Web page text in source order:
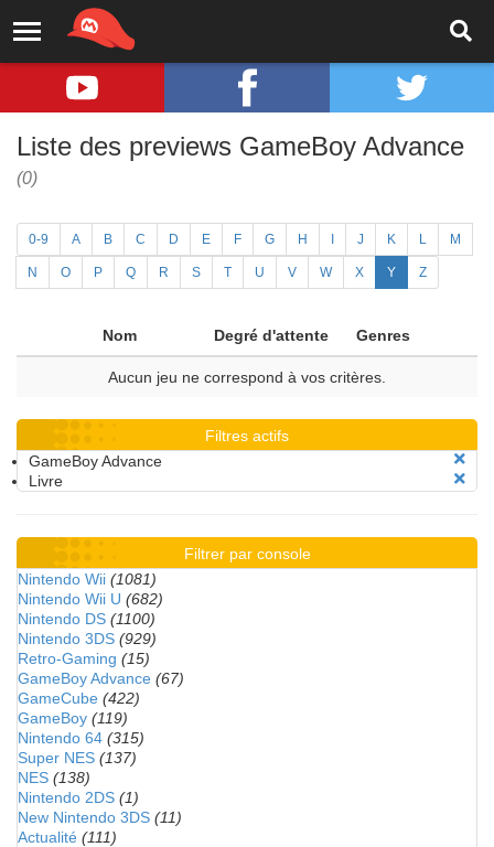
Liste des previews GameBoy Advance
(0)
0-9 A B C D E F G H J K L M
N O P Q R S T U V W X Y Z
Nom Degré d'attente Genres
Aucun jeu ne correspond à vos critères.
Filtres actifs
GameBoy Advance
Livre
Filtrer par console
Nintendo Wii (1081)
Nintendo Wii U (682)
Nintendo DS (1100)
Nintendo 3DS (929)
Retro-Gaming (15)
GameBoy Advance (67)
GameCube (422)
GameBoy (119)
Nintendo 64 (315)
Super NES (137)
NES (138)
Nintendo 2DS (1)
New Nintendo 3DS (11)
Actualité (111)